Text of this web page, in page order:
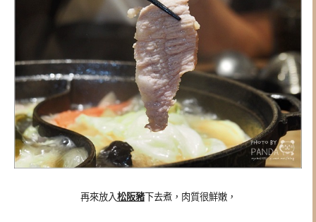
再來放入松阪豬下去煮，肉質很鮮嫩，